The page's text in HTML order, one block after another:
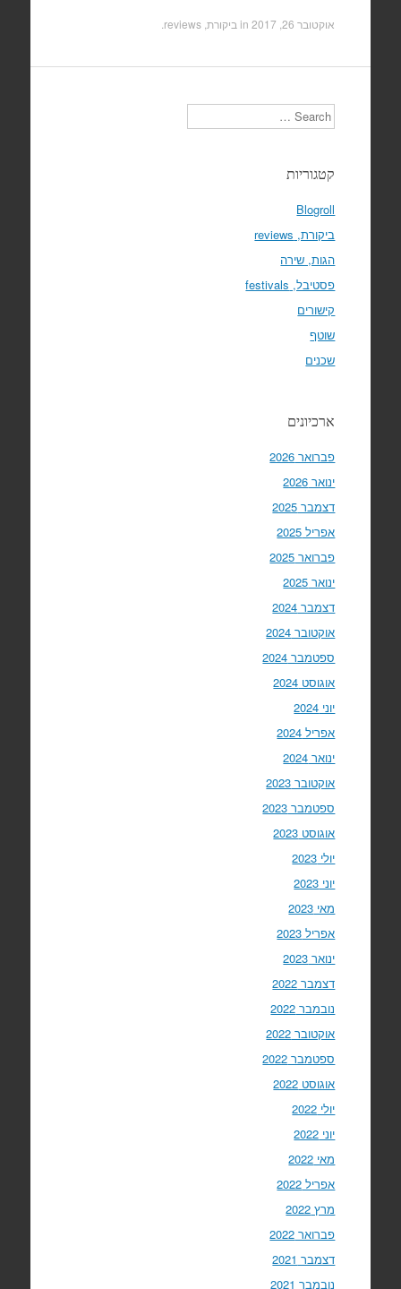
אוקטובר 26, 2017 in ביקורת, reviews
Search
קטגוריות
Blogroll
ביקורת, reviews
הגות, שירה
פסטיבל, festivals
קישורים
שוטף
שכנים
ארכיונים
פברואר 2026
ינואר 2026
דצמבר 2025
אפריל 2025
פברואר 2025
ינואר 2025
דצמבר 2024
אוקטובר 2024
ספטמבר 2024
אוגוסט 2024
יוני 2024
אפריל 2024
ינואר 2024
אוקטובר 2023
ספטמבר 2023
אוגוסט 2023
יולי 2023
יוני 2023
מאי 2023
אפריל 2023
ינואר 2023
דצמבר 2022
נובמבר 2022
אוקטובר 2022
ספטמבר 2022
אוגוסט 2022
יולי 2022
יוני 2022
מאי 2022
אפריל 2022
מרץ 2022
פברואר 2022
דצמבר 2021
נובמבר 2021